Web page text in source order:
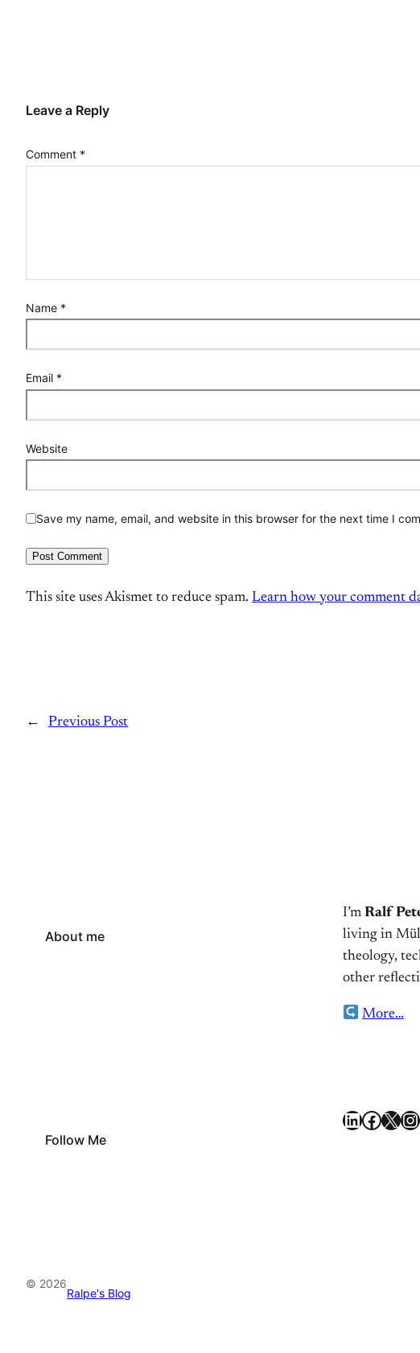
Leave a Reply
Comment *
Name *
Email *
Website
Save my name, email, and website in this browser for the next time I
This site uses Akismet to reduce spam. Learn how your comment
← Previous Post
About me
I’m Ralf
living in
theology,
other
More…
Follow Me
LinkedIn Facebook X Instagram
© 2026
Ralpe's Blog